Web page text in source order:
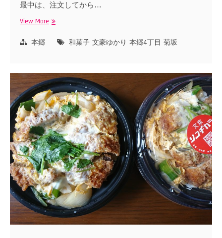
最中は、注文してから…
View More 御
久
月
最
中
と
わ
ら
び
餅
本郷 和菓子 文豪ゆかり 本郷4丁目 菊坂